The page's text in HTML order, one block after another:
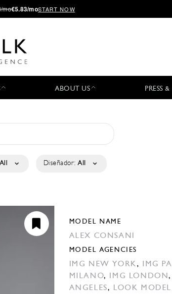
mo€5.83/moSTART NOW
ABOUT US PRESS
All Diseñador: All
MODEL NAME
ALEX CONSANI
MODEL AGENCIES
IMG NEW YORK, IMG
MILANO, IMG LONDON,
ANGELES, LOOK